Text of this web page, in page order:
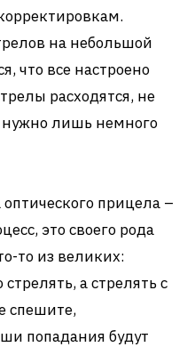
на небольшой
что все настроено
расходятся, не
лишь немного
прицела –
это своего рода
то из великих:
а стрелять с
спешите,
попадания будут